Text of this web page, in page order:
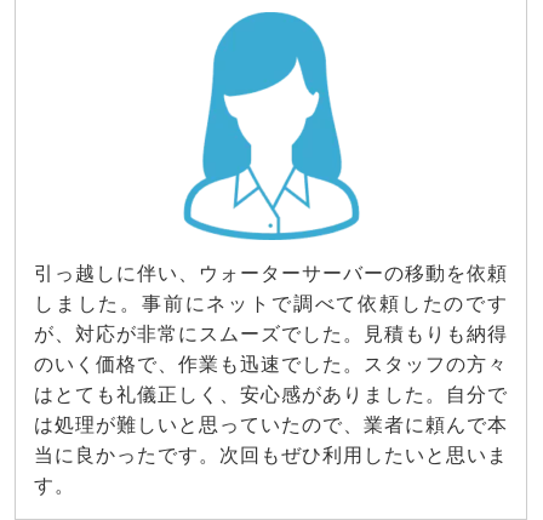
引っ越しに伴い、ウォーターサーバーの移動を依頼
しました。事前にネットで調べて依頼したのです
が、対応が非常にスムーズでした。見積もりも納得
のいく価格で、作業も迅速でした。スタッフの方々
はとても礼儀正しく、安心感がありました。自分で
は処理が難しいと思っていたので、業者に頼んで本
当に良かったです。次回もぜひ利用したいと思いま
す。